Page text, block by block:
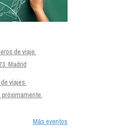
de viaje.
Madrid
viajes.
Más eventos